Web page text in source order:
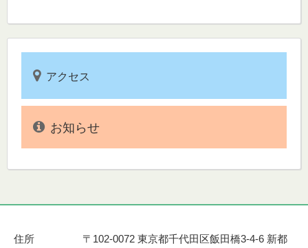
アクセス
お知らせ
住所
〒102-0072 東京都千代田区飯田橋3-4-6 新都